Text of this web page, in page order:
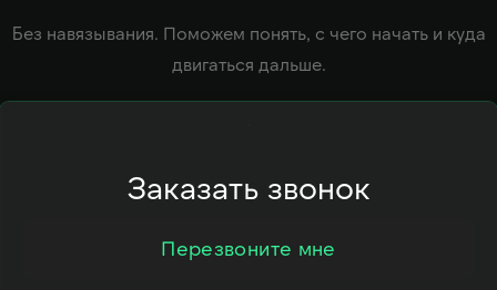
Без навязывания. Поможем понять, с чего начать и куда
двигаться дальше.
Заказать звонок
Перезвоните мне